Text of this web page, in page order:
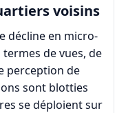
voisins
décline en micro-
de vues, de
perception de
sont blotties
se déploient sur